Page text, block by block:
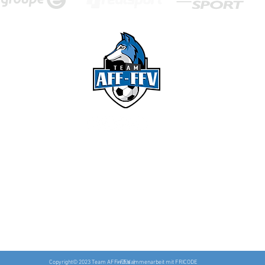
Copyright© 2023 Team AFF-FFV |in Zusammenarbeit mit FRICODE